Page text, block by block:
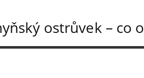
ostrůvek – co